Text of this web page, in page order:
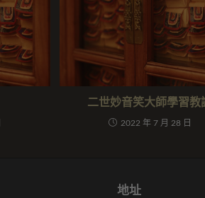
二世妙音笑大師學習教
2022 年 7 月 28 日
地址